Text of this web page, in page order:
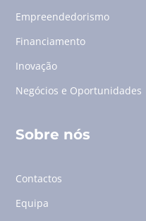
Empreendedorismo
Financiamento
Inovação
Negócios e Oportunidades
Sobre nós
Contactos
Equipa